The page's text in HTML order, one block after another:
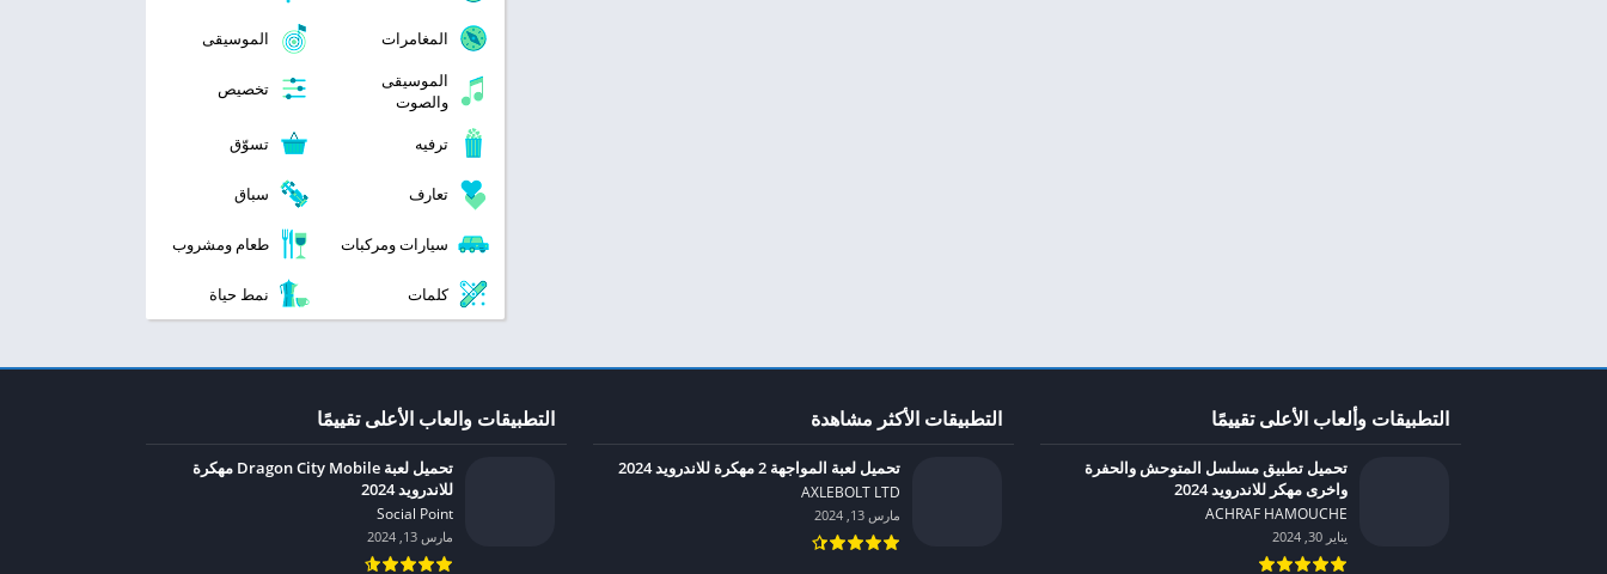
المغامرات
الموسيقى
الموسيقى
والصوت
تخصيص
ترفيه تسوّق
تعارف سباق
سيارات ومركبات طعام ومشروب
كلمات نمط حياة
التطبيقات والعاب الأعلى تقييمًا
تحميل لعبة Dragon City Mobile مهكرة
للاندرويد 2024
Social Point‏
مارس 13, 2024
التطبيقات الأكثر مشاهدة
تحميل لعبة المواجهة 2 مهكرة للاندرويد 2024
AXLEBOLT LTD‏
مارس 13, 2024
التطبيقات وألعاب الأعلى تقييمًا
تحميل تطبيق مسلسل المتوحش والحفرة
واخرى مهكر للاندرويد 2024
ACHRAF HAMOUCHE‏
يناير 30, 2024